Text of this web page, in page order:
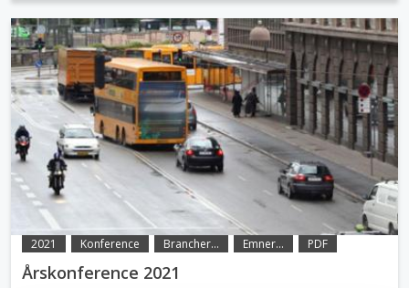
2021 Konference Brancher... Emner... PDF
Årskonference 2021